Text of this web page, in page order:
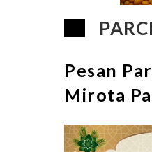
Pesan
Mirota